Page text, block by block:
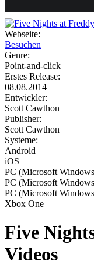
Webseite:
Besuchen
Genre:
Point-and-click
Erstes Release:
08.08.2014
Entwickler:
Scott Cawthon
Publisher:
Scott Cawthon
Systeme:
Android
iOS
PC (Microsoft
PC (Microsoft
PC (Microsoft
Xbox One
Five
Videos